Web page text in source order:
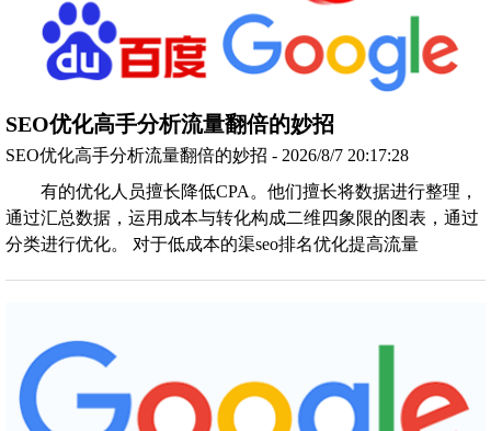
SEO优化高手分析流量翻倍的妙招
SEO优化高手分析流量翻倍的妙招 - 2026/8/7 20:17:28
有的优化人员擅长降低CPA。他们擅长将数据进行整理，
通过汇总数据，运用成本与转化构成二维四象限的图表，通过
分类进行优化。 对于低成本的渠seo排名优化提高流量